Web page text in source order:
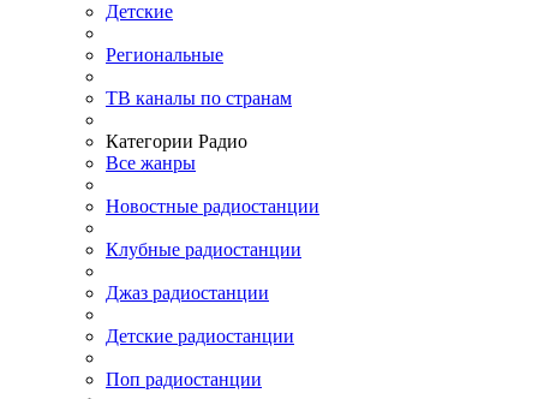
Детские
Региональные
ТВ каналы по странам
Категории Радио
Все жанры
Новостные радиостанции
Клубные радиостанции
Джаз радиостанции
Детские радиостанции
Поп радиостанции